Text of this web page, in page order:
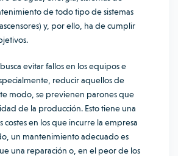
de todo tipo de sistemas
y, por ello, ha de cumplir
evitar fallos en los equipos e
reducir aquellos de
modo, se previenen parones que
de la producción. Esto tiene una
costes en los que incurre la empresa
un mantenimiento adecuado es
una reparación o, en el peor de los